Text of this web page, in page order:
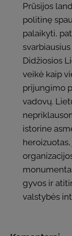
Prūsijos
politinę
palaikyti,
Didžiosios
veikė kaip
prijungimo
vadovų.
istorine
gyvos ir
valstybės